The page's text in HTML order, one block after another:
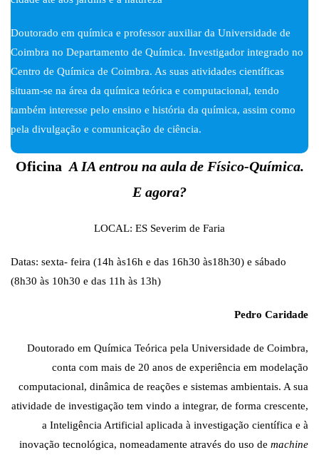
Doutorado em química e professor auxiliar da Universidade de
Coimbra no Departamento de Química. Investigador integrado no
Centro de Química de Coimbra. As suas atividades científicas
situam-se na área da química teórica e computacional, tendo
também interesse pelo ensino e história da química, assim como
pela divulgação e comunicação de ciência.
Oficina A IA entrou na aula de Físico-Química.
E agora?
LOCAL: ES Severim de Faria
Datas: sexta- feira (14h às16h e das 16h30 às18h30) e sábado
(8h30 às 10h30 e das 11h às 13h)
Pedro Caridade
Doutorado em Química Teórica pela Universidade de Coimbra,
conta com mais de 20 anos de experiência em modelação
computacional, dinâmica de reações e sistemas ambientais. A sua
atividade de investigação tem vindo a integrar, de forma crescente,
a Inteligência Artificial aplicada à investigação científica e à
inovação tecnológica, nomeadamente através do uso de machine